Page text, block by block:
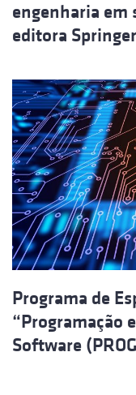
engenharia em
editora Springer
Programa de
“Programação
Software